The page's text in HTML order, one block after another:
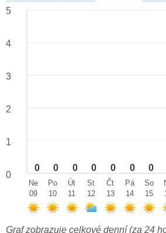
0 0 0 0 0 0 0
5
4
3
2
1
0
Ne
09
Po
10
Út
11
St
12
Čt
13
Pá
14
So
15
Graf zobrazuje celkové denní (za 24